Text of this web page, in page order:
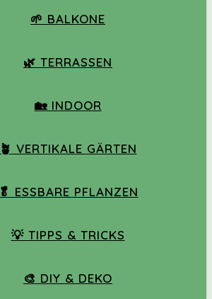
🌱 BALKONE
🌿 TERRASSEN
🏡 INDOOR
🪴 VERTIKALE GÄRTEN
🥬 ESSBARE PFLANZEN
💡 TIPPS & TRICKS
🎨 DIY & DEKO